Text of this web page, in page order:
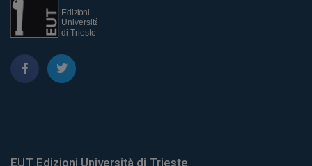
EUT Edizioni Università di Trieste